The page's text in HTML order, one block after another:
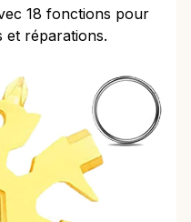
18 fonctions pour
et réparations.